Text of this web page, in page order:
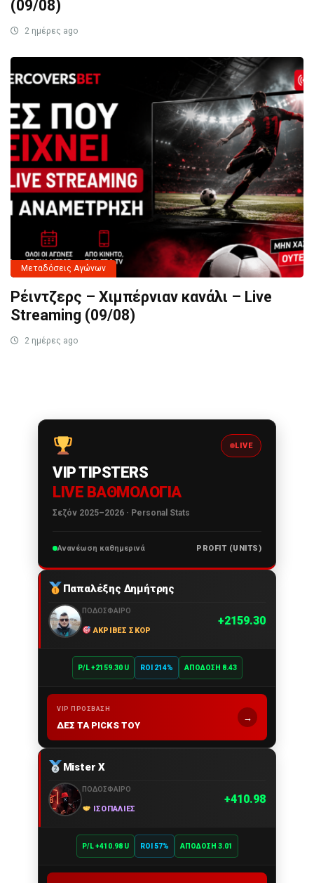
(09/08)
2 ημέρες ago
Μεταδόσεις Αγώνων
Ρέιντζερς – Χιμπέρνιαν κανάλι – Live
Streaming (09/08)
2 ημέρες ago
LIVE
VIP TIPSTERS
LIVE ΒΑΘΜΟΛΟΓΊΑ
Σεζόν 2025–2026 · Personal Stats
Ανανέωση καθημερινά PROFIT (UNITS)
Παπαλέξης Δημήτρης
ΠΟΔΌΣΦΑΙΡΟ
ΑΚΡΙΒΈΣ ΣΚΟΡ
2159.30
P/L +2159.30 U ROI 214% ΑΠΌΔΟΣΗ 8.43
VIP ΠΡΌΣΒΑΣΗ
ΔΕΣ ΤΑ PICKS ΤΟΥ
→
Mister X
ΠΟΔΌΣΦΑΙΡΟ
ΙΣΟΠΑΛΊΕΣ
410.98
P/L +410.98 U ROI 57% ΑΠΌΔΟΣΗ 3.01